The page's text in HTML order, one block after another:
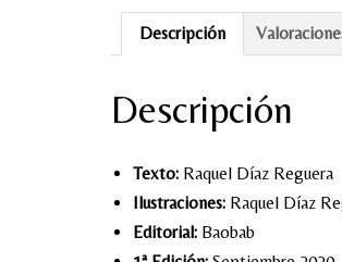
Descripción
Descripción
Texto: Raquel Díaz Reguera
Ilustraciones: Raquel Díaz
Editorial: Baobab